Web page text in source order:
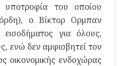
του οποίου
ο Βίκτορ Ορμπαν
για όλους,
ενώ δεν αμφισβητεί τον
οικονομικής ενδοχώρας